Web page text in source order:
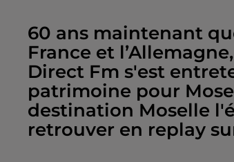
60 ans maintenant
France et
Direct Fm s'est
patrimoine pour
destination Moselle
retrouver en replay